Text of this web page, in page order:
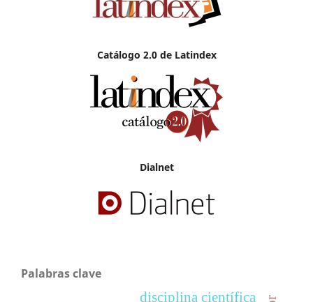
Catálogo 2.0 de Latindex
Dialnet
Palabras clave
disciplina científica